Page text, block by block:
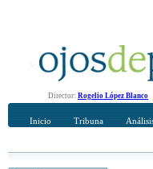
Director: Rogelio López Blanco
Inicio Tribuna